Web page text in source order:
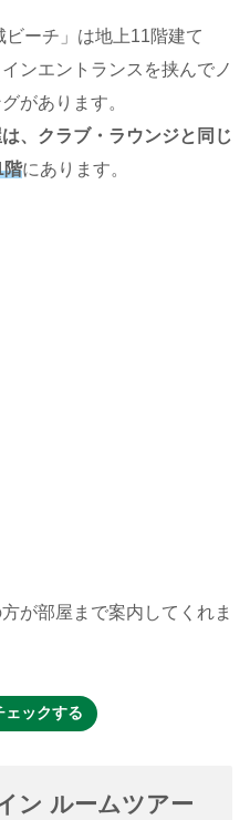
ビーチ」は地上11階建て
ンエントランスを挟んでノ
があります。
、クラブ・ラウンジと同じ
階にあります。
が部屋まで案内してくれま
ェックする
ン ルームツアー